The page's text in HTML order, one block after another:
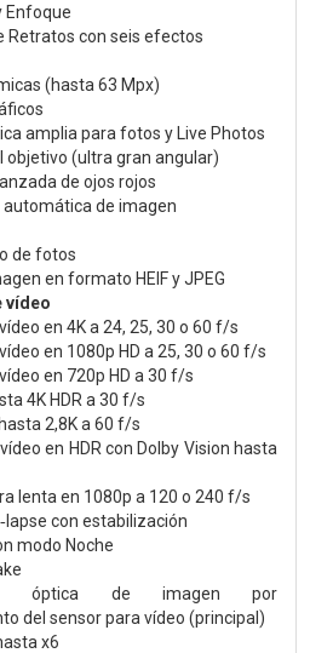
Enfoque
Retratos con seis efectos
(hasta 63 Mpx)
amplia para fotos y Live Photos
objetivo (ultra gran angular)
de ojos rojos
automática de imagen
de fotos
en formato HEIF y JPEG
vídeo
en 4K a 24, 25, 30 o 60 f/s
en 1080p HD a 25, 30 o 60 f/s
en 720p HD a 30 f/s
4K HDR a 30 f/s
2,8K a 60 f/s
en HDR con Dolby Vision hasta
lenta en 1080p a 120 o 240 f/s
con estabili­zación
modo Noche
óptica de imagen por
del sensor para vídeo (principal)
x6